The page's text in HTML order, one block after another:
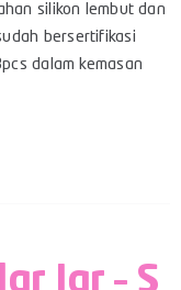
silikon lembut dan
bersertifikasi
dalam kemasan
Jar – S